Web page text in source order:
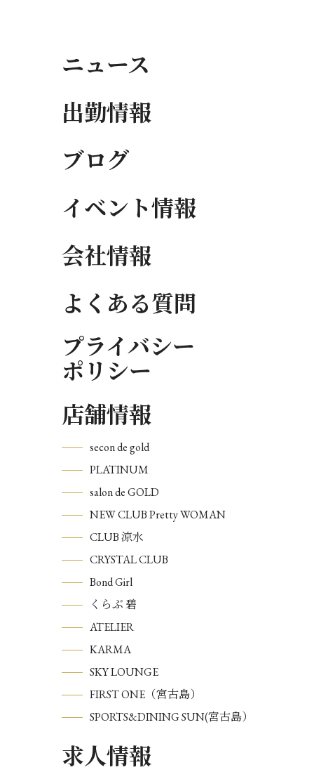
ニュース
出勤情報
ブログ
イベント情報
会社情報
よくある質問
プライバシー
ポリシー
店舗情報
secon de gold
PLATINUM
salon de GOLD
NEW CLUB Pretty WOMAN
CLUB 涼水
CRYSTAL CLUB
Bond Girl
くらぶ 碧
ATELIER
KARMA
SKY LOUNGE
FIRST ONE（宮古島）
SPORTS&DINING SUN(宮古島）
求人情報